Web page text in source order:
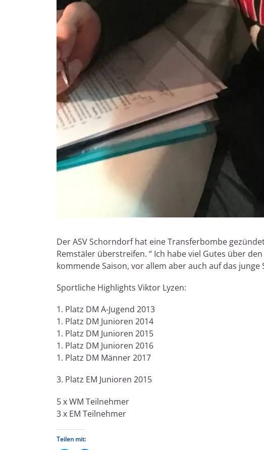
Der ASV Schorndorf hat eine Transferbombe
Remstäler überstreifen. “ Ich habe viel Gutes über
kommende Saison, vor allem aber auch auf das
Sportliche Highlights Viktor Lyzen:
1. Platz DM A-Jugend 2013
1. Platz DM Junioren 2014
1. Platz DM Junioren 2015
1. Platz DM Junioren 2016
1. Platz DM Männer 2017
3. Platz EM Junioren 2015
5 x WM Teilnehmer
3 x EM Teilnehmer
Teilen mit: